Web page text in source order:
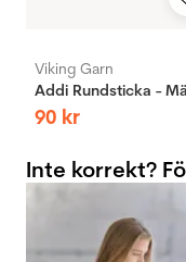
Viking Garn
90 kr
Inte korrekt?